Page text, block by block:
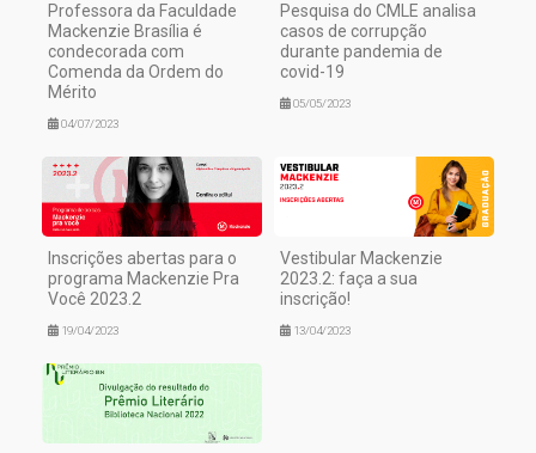
Professora da Faculdade
Mackenzie Brasília é
condecorada com
Comenda da Ordem do
Mérito
04/07/2023
Pesquisa do CMLE analisa
casos de corrupção
durante pandemia de
covid-19
05/05/2023
Inscrições abertas para o
programa Mackenzie Pra
Você 2023.2
19/04/2023
Vestibular Mackenzie
2023.2: faça a sua
inscrição!
13/04/2023